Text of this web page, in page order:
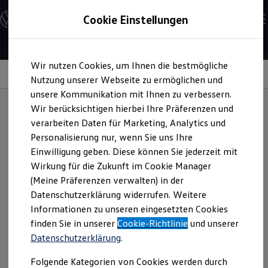
Hauptinhalt
springen
Footer
springen
Modelle & Konfigurator
Nutzfahrzeugkategorien entdecken
Modelle konfigurieren
Vorgängermodelle und Oldtimer
Vorgängermodelle
Oldtimer
Bulli Historie
Branchenlösungen & Gewerbekunden
Umbaulösungen und Hersteller finden
Auf- und Umbauten entdecken & konfigurieren
Groß- und Sonderkunden
Großkunden
Kommunen & Behörden
Journalisten
Sportvereine
Branchenlösungen
Bau & Handwerk
Gewerbliche Personenbeförderung
Service & mobile Werkstätten
Kurier, Logistik & Handel
Kühlfahrzeuge
Navigationssysteme
Zielorientiertunterweg
Cookie Einstellungen
Wir nutzen Cookies, um Ihnen die bestmögliche
Nutzung unserer Webseite zu ermöglichen und
unsere Kommunikation mit Ihnen zu verbessern.
Wir berücksichtigen hierbei Ihre Präferenzen und
verarbeiten Daten für Marketing, Analytics und
Personalisierung nur, wenn Sie uns Ihre
Einwilligung geben. Diese können Sie jederzeit mit
Wirkung für die Zukunft im Cookie Manager
(Meine Präferenzen verwalten) in der
Datenschutzerklärung widerrufen. Weitere
Informationen zu unseren eingesetzten Cookies
finden Sie in unsererCookie-Richtlinie und unserer
Datenschutzerklärung.
Folgende Kategorien von Cookies werden durch